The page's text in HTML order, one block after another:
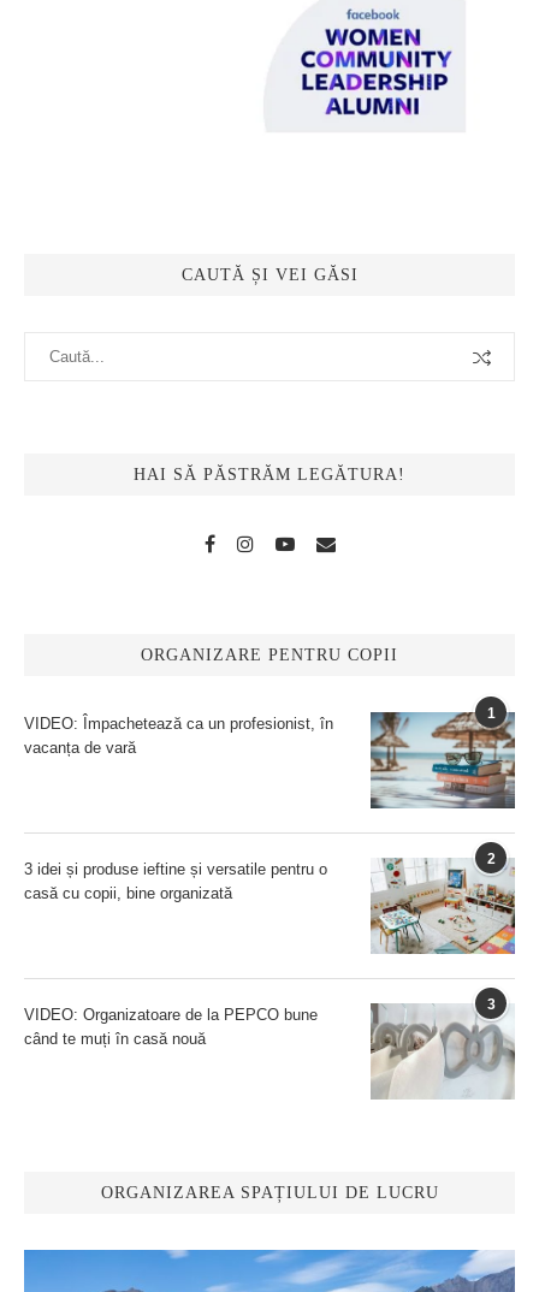
CAUTĂ ȘI VEI GĂSI
HAI SĂ PĂSTRĂM LEGĂTURA!
ORGANIZARE PENTRU COPII
1
VIDEO: Împachetează ca un profesionist, în
vacanța de vară
2
3 idei și produse ieftine și versatile pentru o
casă cu copii, bine organizată
3
VIDEO: Organizatoare de la PEPCO bune
când te muți în casă nouă
ORGANIZAREA SPAȚIULUI DE LUCRU